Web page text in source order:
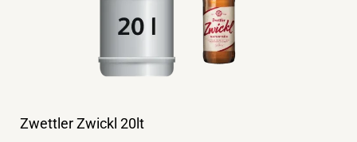
Zwettler Zwickl 20lt